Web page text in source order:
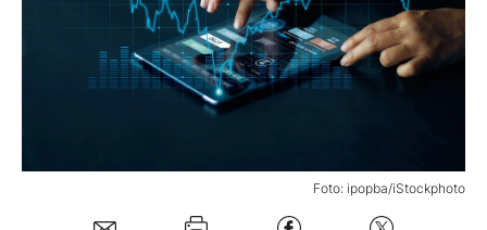
Mein B:O
Folgen Sie uns
Foto: ipopba/iStockphoto